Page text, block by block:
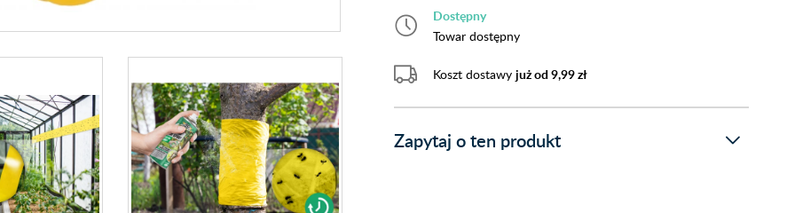
Dostępny
Towar dostępny
Koszt dostawy już od 9,99 zł
Zapytaj o ten produkt